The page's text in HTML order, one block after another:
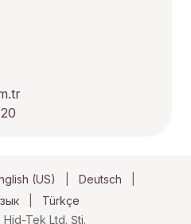
Tek Ltd. Şti.
(US) Deutsch
Türkçe